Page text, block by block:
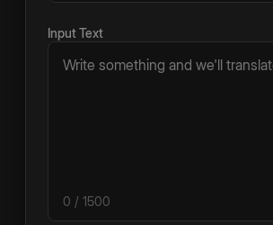
Input Text
0 / 1500